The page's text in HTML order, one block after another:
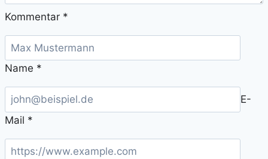
Kommentar *
Name *
E-
Mail *